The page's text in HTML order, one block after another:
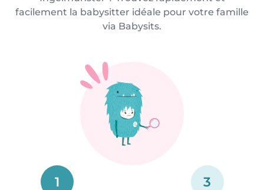
facilement la babysitter idéale pour votre famille
via Babysits.
1 3